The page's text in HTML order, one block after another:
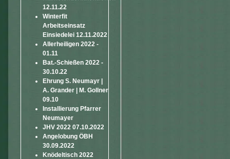
12.11.22
Winterfit
Arbeitseinsatz
Einsiedelei 12.11.2022
Allerheiligen 2022 -
01.11
Bat.-Schießen 2022 -
30.10.22
Ehrung S. Neumayr |
A. Grander | M. Gollner
09.10
Installierung Pfarrer
Neumayer
JHV 2022 07.10.2022
Angelobung ÖBH
30.09.2022
Knödeltisch 2022